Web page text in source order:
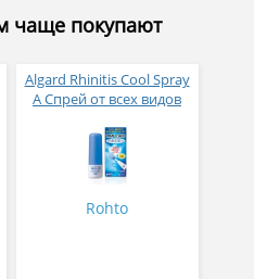
чаще покупают
Algard Rhinitis Cool Spray
A Спрей от всех видов
мл
Rohto